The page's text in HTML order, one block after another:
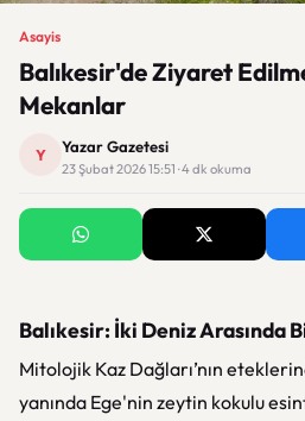
Asayis
Balıkesir'de Ziyaret
Mekanlar
Y Yazar Gazetesi
23 Şubat 2026 15:51 · 4 dk okuma
Balıkesir: İki Deniz Arasında
Mitolojik Kaz Dağları’nın
yanında Ege'nin zeytin kokulu